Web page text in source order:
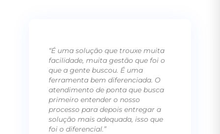
“O VR é uma ferramenta muito
boa que tem nos ajudado tanto na
parte comercial quanto na parte
operacional. Estamos muito felizes
com o sistema, tem um suporte
legal que sempre que temos
alguma dúvida eles estão prontos
para nos atender. No dia a dia é
muito útil para vendas, compras,